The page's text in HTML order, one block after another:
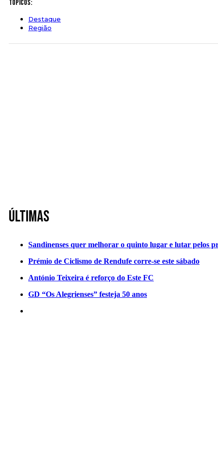
Tópicos:
Destaque
Região
Últimas
Sandinenses quer melhorar o quinto lugar e lutar pelos
Prémio de Ciclismo de Rendufe corre-se este sábado
António Teixeira é reforço do Este FC
GD “Os Alegrienses” festeja 50 anos